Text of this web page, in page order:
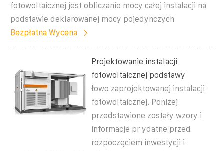
fotowoltaicznej jest obliczanie mocy całej instalacji na
podstawie deklarowanej mocy pojedynczych
Bezpłatna Wycena
Projektowanie instalacji
fotowoltaicznej podstawy
łowo zaprojektowanej instalacji
fotowoltaicznej. Poniżej
przedstawione zostały wzory i
informacje pr ydatne przed
rozpoczęciem inwestycji i